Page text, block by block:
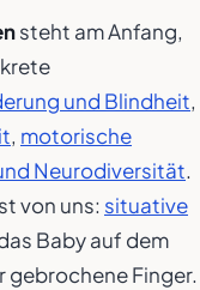
steht am Anfang,
und Blindheit,
, motorische
Neurodiversität.
von uns: situative
Baby auf dem
gebrochene Finger.